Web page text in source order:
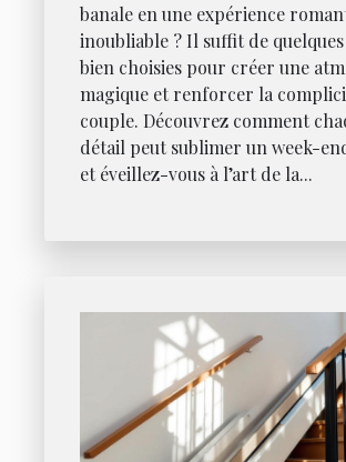
banale en une expérience
inoubliable ? Il suffit de quelques
bien choisies pour créer une
magique et renforcer la
couple. Découvrez comment
détail peut sublimer un week-
et éveillez-vous à l’art de la...